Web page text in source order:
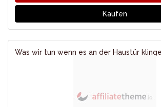
Kaufen
Was wir tun wenn es an der Haustür